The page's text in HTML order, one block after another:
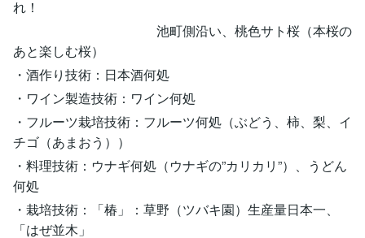
れ！
池町側沿い、桃色サト桜（本桜の
あと楽しむ桜）
・酒作り技術：日本酒何処
・ワイン製造技術：ワイン何処
・フルーツ栽培技術：フルーツ何処（ぶどう、柿、梨、イ
チゴ（あまおう））
・料理技術：ウナギ何処（ウナギの”カリカリ”）、うどん
何処
・栽培技術：「椿」：草野（ツバキ園）生産量日本一、
「はぜ並木」